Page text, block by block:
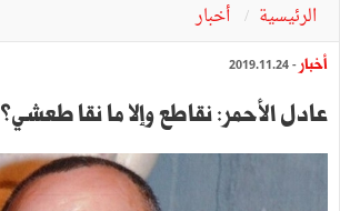
الرئيسية أخبار
أخبار - 2019.11.24
عادل الأحمر: نقاطع وإلا ما نقا طعشي؟